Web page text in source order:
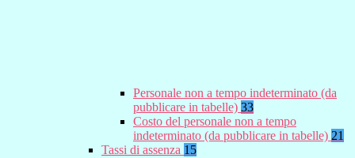
Personale non a tempo indeterminato (da
pubblicare in tabelle) 33
Costo del personale non a tempo
indeterminato (da pubblicare in tabelle) 21
Tassi di assenza 15